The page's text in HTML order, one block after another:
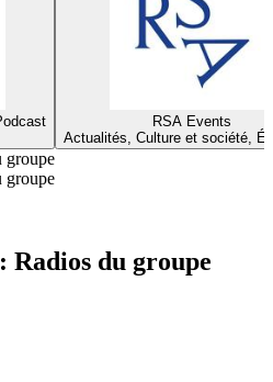
RSA Events
Actualités, Culture et société,
groupe
groupe
Radios du groupe